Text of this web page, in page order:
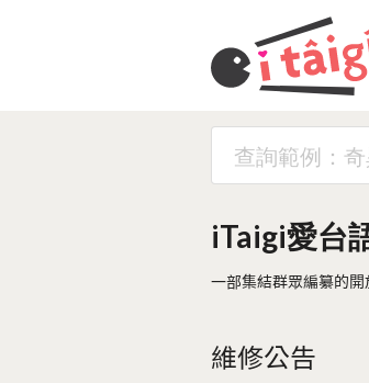
iTaigi愛台
一部集結群眾編纂的
維修公告